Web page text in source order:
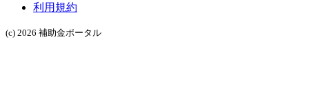
利用規約
(c) 2026 補助金ポータル